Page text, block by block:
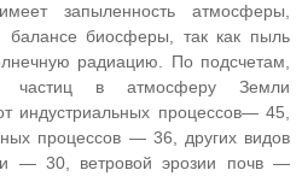
запыленность атмосферы,
балансе биосферы, так как пыль
радиацию. По подсчетам,
частиц в атмосферу Земли
индустриальных процессов— 45,
процессов — 36, других видов
— 30, ветровой эрозии почв —